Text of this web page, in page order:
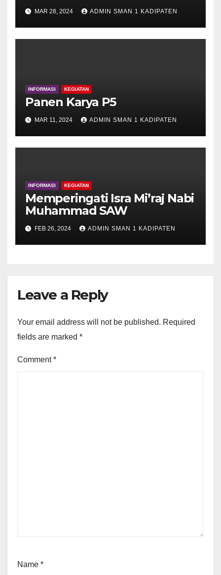
MAR 28, 2024 ADMIN SMAN 1 KADIPATEN
INFORMASI KEGIATAN
Panen Karya P5
MAR 11, 2024 ADMIN SMAN 1 KADIPATEN
INFORMASI KEGIATAN
Memperingati Isra Mi’raj Nabi
Muhammad SAW
FEB 26, 2024 ADMIN SMAN 1 KADIPATEN
Leave a Reply
Your email address will not be published. Required
fields are marked *
Comment*
Name *